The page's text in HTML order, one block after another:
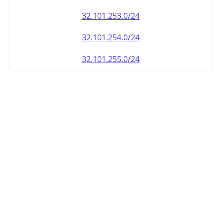
32.101.253.0/24
32.101.254.0/24
32.101.255.0/24